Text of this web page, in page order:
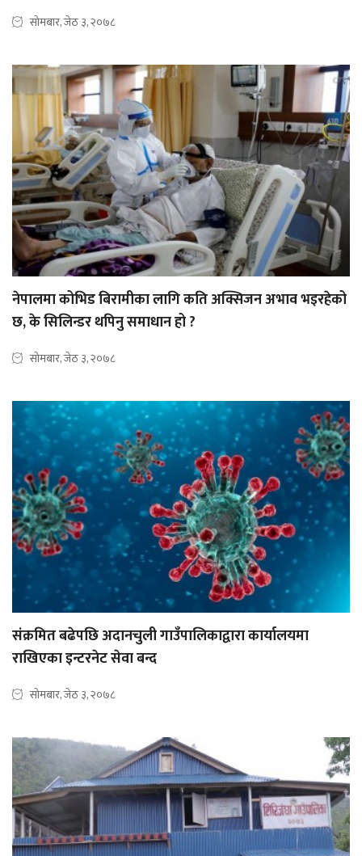
सोमबार, जेठ ३, २०७८
नेपालमा कोभिड बिरामीका लागि कति अक्सिजन अभाव भइरहेको
छ, के सिलिन्डर थपिनु समाधान हो ?
सोमबार, जेठ ३, २०७८
संक्रमित बढेपछि अदानचुली गाउँपालिकाद्वारा कार्यालयमा
राखिएका इन्टरनेट सेवा बन्द
सोमबार, जेठ ३, २०७८